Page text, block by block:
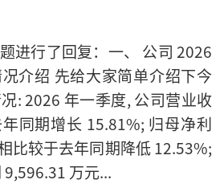
行了回复： 一、 公司 2026
介绍 先给大家简单介绍下今
: 2026 年一季度, 公司营业收
同期增长 15.81%; 归母净利
比较于去年同期降低 12.53%;
万元...